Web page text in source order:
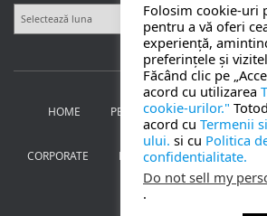
HOME PETRECERI PENTRU COPII
CORPORATE BANCHETE MOȚ
Folosim cookie-uri
pentru a vă oferi
experiență,
preferințele și
Făcând clic pe
acord cu utilizarea
cookie-urilor."
acord cu Termenii
ului. si cu Politica
confidentialitate.
Do not sell my
.
NUNTA
BANCHETE
CORPORATE
TOATE SERVICIILE